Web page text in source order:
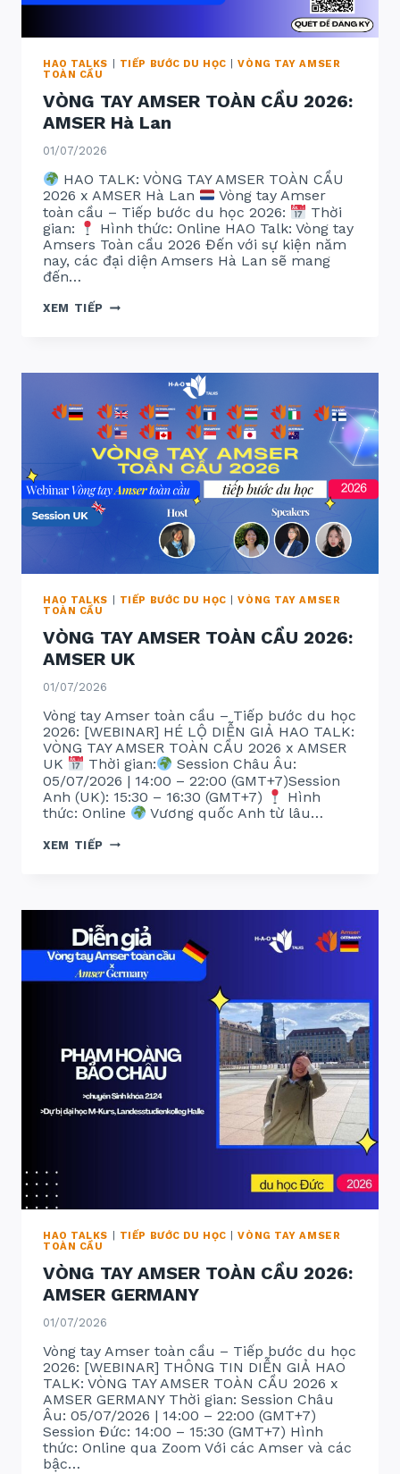
HAO TALKS TIẾP BƯỚC DU HỌC |VÒNG TAY AMSER
TOÀN CẦU
VÒNG TAY AMSER TOÀN CẦU 2026:
AMSER Hà Lan
01/07/2026
HAO TALK: VÒNG TAY AMSER TOÀN CẦU
2026 x AMSER Hà Lan
Vòng tay Amser
toàn cầu – Tiếp bước du học 2026:
Thời
gian:
Hình thức: Online HAO Talk: Vòng tay
Amsers Toàn cầu 2026 Đến với sự kiện năm
nay, các đại diện Amsers Hà Lan sẽ mang
đến…
XEM TIẾP VÒNG
LAN
HAO TALKS TIẾP BƯỚC DU HỌC |VÒNG TAY AMSER
TOÀN CẦU
VÒNG TAY AMSER TOÀN CẦU 2026:
AMSER UK
01/07/2026
Vòng tay Amser toàn cầu – Tiếp bước du học
2026: [WEBINAR] HÉ LỘ DIỄN GIẢ HAO TALK:
VÒNG TAY AMSER TOÀN CẦU 2026 x AMSER
UK
Thời gian:
Session Châu Âu:
05/07/2026 | 14:00 – 22:00 (GMT+7)Session
Anh (UK): 15:30 – 16:30 (GMT+7)
Hình
thức: Online
Vương quốc Anh từ lâu…
XEM TIẾP VÒNG
UK
HAO TALKS TIẾP BƯỚC DU HỌC |VÒNG TAY AMSER
TOÀN CẦU
VÒNG TAY AMSER TOÀN CẦU 2026:
AMSER GERMANY
01/07/2026
Vòng tay Amser toàn cầu – Tiếp bước du học
2026: [WEBINAR] THÔNG TIN DIỄN GIẢ HAO
TALK: VÒNG TAY AMSER TOÀN CẦU 2026 x
AMSER GERMANY Thời gian: Session Châu
Âu: 05/07/2026 | 14:00 – 22:00 (GMT+7)
Session Đức: 14:00 – 15:30 (GMT+7) Hình
thức: Online qua Zoom Với các Amser và các
bậc…